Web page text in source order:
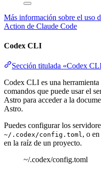
Más información sobre el uso
Action de Claude Code
Codex CLI
Sección titulada «Codex
Codex CLI es una
comandos que puede usar el
Astro para acceder a la
Astro.
Puedes configurar los
~/.codex/config.toml, o
en la raíz de un proyecto.
~/.codex/config.toml